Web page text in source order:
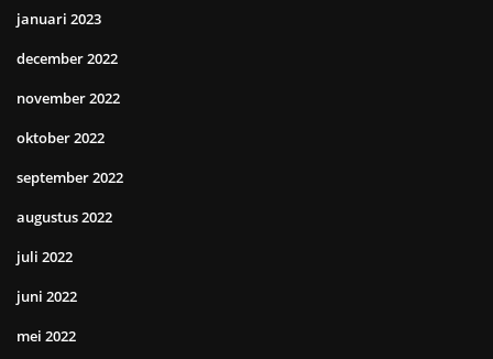
januari 2023
december 2022
november 2022
oktober 2022
september 2022
augustus 2022
juli 2022
juni 2022
mei 2022